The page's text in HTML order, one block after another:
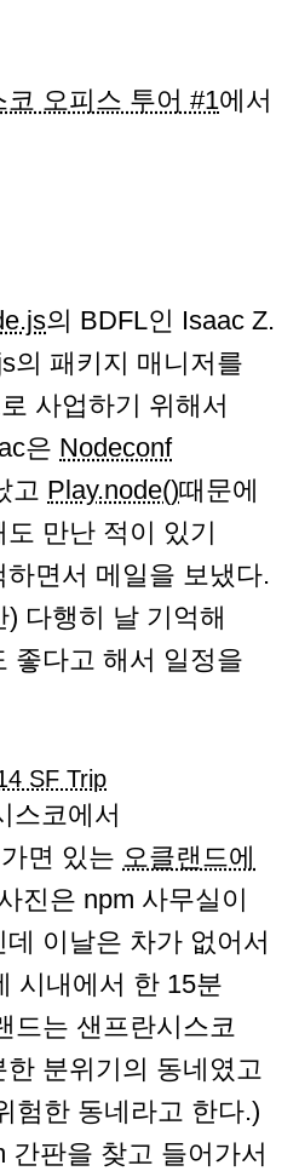
코 오피스 투어 #1에서
의 BDFL인 Isaac Z.
의 패키지 매니저를
사업하기 위해서
은 Nodeconf
고 Play.node()때문에
만난 적이 있기
면서 메일을 보냈다.
다행히 날 기억해
좋다고 해서 일정을
스코에서
면 있는 오클랜드에
진은 npm 사무실이
이날은 차가 없어서
시내에서 한 15분
드는 샌프란시스코
분위기의 동네였고
험한 동네라고 한다.)
간판을 찾고 들어가서